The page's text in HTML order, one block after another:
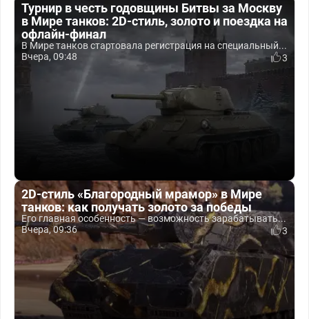
Турнир в честь годовщины Битвы за Москву
в Мире танков: 2D-стиль, золото и поездка на
офлайн-финал
В Мире танков стартовала регистрация на специальный...
Вчера, 09:48
3
2D-стиль «Благородный мрамор» в Мире
танков: как получать золото за победы
Его главная особенность — возможность зарабатывать...
Вчера, 09:36
3